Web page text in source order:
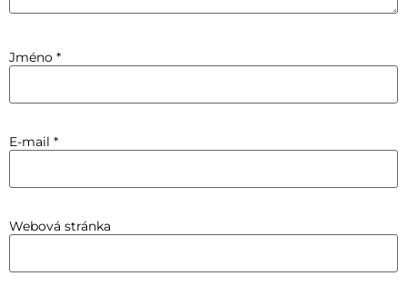
Jméno *
E-mail *
Webová stránka